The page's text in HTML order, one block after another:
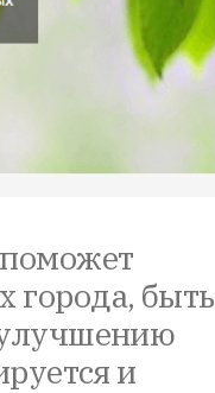
города, быть
улучшению
и